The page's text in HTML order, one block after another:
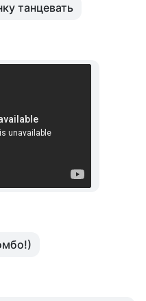
танцевать